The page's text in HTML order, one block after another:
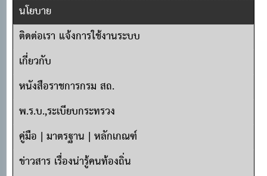
นโยบาย
ติดต่อเรา แจ้งการใช้งานระบบ
เกี่ยวกับ
หนังสือราชการกรม สถ.
พ.ร.บ.,ระเบียบกระทรวง
คู่มือ | มาตรฐาน | หลักเกณฑ์
ข่าวสาร เรื่องน่ารู้คนท้องถิ่น